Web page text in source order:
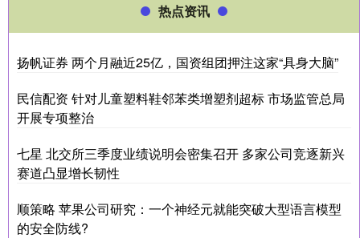
热点资讯
扬帆证券 两个月融近25亿，国资组团押注这家“具身大脑”
民信配资 针对儿童塑料鞋邻苯类增塑剂超标 市场监管总局
开展专项整治
七星 北交所三季度业绩说明会密集召开 多家公司竞逐新兴
赛道凸显增长韧性
顺策略 苹果公司研究：一个神经元就能突破大型语言模型
的安全防线?